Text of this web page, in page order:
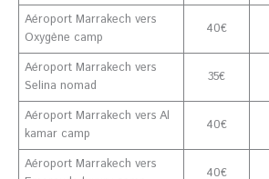
Aéroport Marrakech vers
Oxygène camp
40€
Aéroport Marrakech vers
Selina nomad
35€
Aéroport Marrakech vers Al
kamar camp
40€
Aéroport Marrakech vers
40€